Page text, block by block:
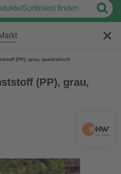
(PP), grau, quadratisch
(PP), grau,